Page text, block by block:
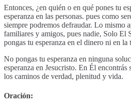
Entonces, ¿en quién o en qué pones tu
esperanza en las personas. pues como
siempre podremos defraudar. Lo mismo
familiares y amigos, pues nadie, Solo El
pongas tu esperanza en el dinero ni en
No pongas tu esperanza en ninguna
esperanza en Jesucristo. En Él encontrás
los caminos de verdad, plenitud y vida.
Oración: